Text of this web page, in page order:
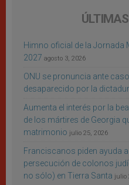
Himno oficial de la Jornada
2027 agosto 3, 2026
ONU se pronuncia ante
desaparecido por la
Aumenta el interés por la
de los mártires de Georgia
matrimonio julio 25, 2026
Franciscanos piden ayuda
persecución de colonos
no sólo) en Tierra Santa julio